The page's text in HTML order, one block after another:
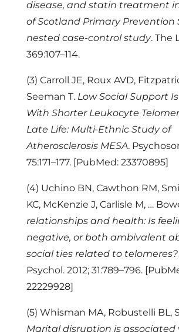
disease, and statin treatment
of Scotland Primary Prevention
nested case-control study. The
369:107–114.
(3) Carroll JE, Roux AVD,
Seeman T. Low Social Support
With Shorter Leukocyte
Late Life: Multi-Ethnic Study of
Atherosclerosis MESA.
75:171–177. [PubMed: 23370895]
(4) Uchino BN, Cawthon RM,
KC, McKenzie J, Carlisle M, …
relationships and health: Is
negative, or both ambivalent
social ties related to telomeres?
Psychol. 2012; 31:789–796.
22229928]
(5) Whisman MA, Robustelli BL,
Marital disruption is